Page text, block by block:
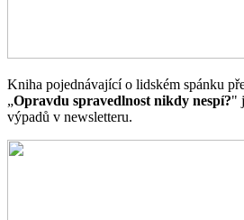
Kniha pojednávající o lidském spánku
„Opravdu spravedlnost nikdy nespí?"
výpadů v newsletteru.